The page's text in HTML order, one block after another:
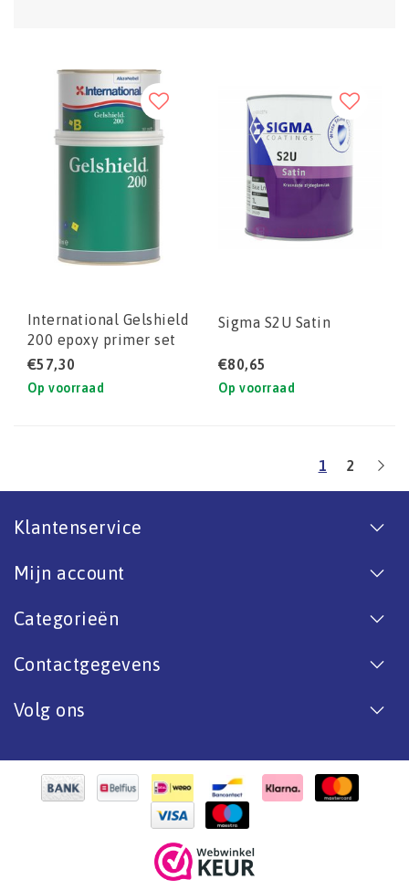
International Gelshield
200 epoxy primer set
€57,30
Op voorraad
Sigma S2U Satin
€80,65
Op voorraad
1 2
Klantenservice
Mijn account
Categorieën
Contactgegevens
Volg ons